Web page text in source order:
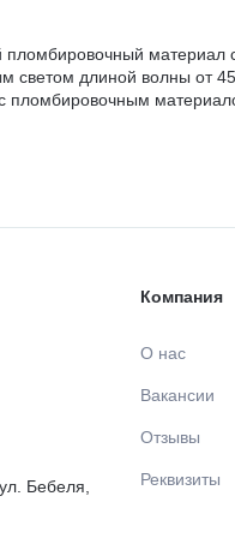
материал
светом длиной волны от
пломбировочным
Бебеля,
Компания
О нас
Вакансии
Отзывы
Реквизиты